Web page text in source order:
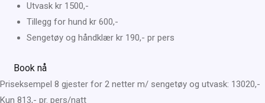
Utvask kr 1500,-
Tillegg for hund kr 600,-​
Sengetøy og håndklær kr 190,- pr pers
Book nå
Priseksempel 8 gjester for 2 netter m/ sengetøy og utvask: 13020,-
Kun 813,- pr. pers/natt